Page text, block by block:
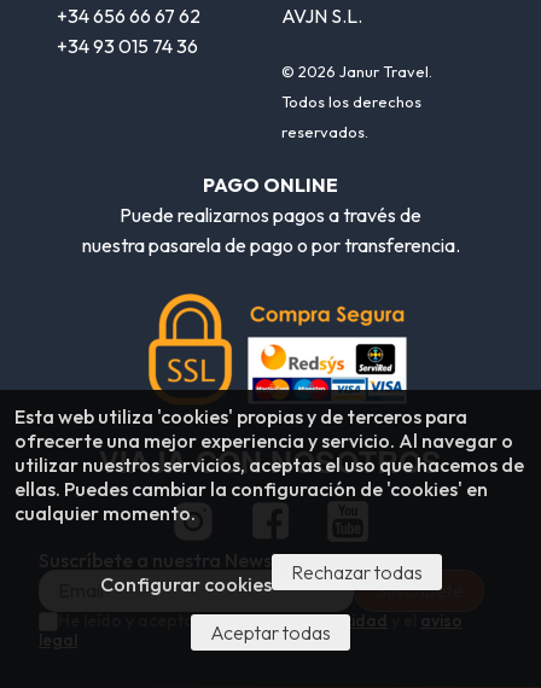
+34 656 66 67 62
+34 93 015 74 36
AVJN S.L.
© 2026 Janur Travel.
Todos los derechos
reservados.
PAGO ONLINE
Puede realizarnos pagos a través de
nuestra pasarela de pago o por transferencia.
VIAJA CON NOSOTROS
Suscríbete a nuestra Newsletter
He leído y acepto lapolítica de privacidad
Esta web utiliza 'cookies' propias y de terceros para
ofrecerte una mejor experiencia y servicio. Al navegar o
utilizar nuestros servicios, aceptas el uso que hacemos de
ellas. Puedes cambiar la configuración de 'cookies' en
cualquier momento.
Configurar cookies Rechazar todas
Aceptar todas